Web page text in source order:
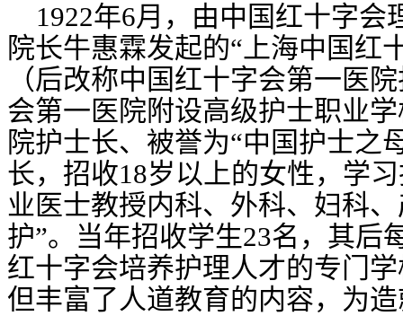
1922年6月，由中国红十字会
院长牛惠霖发起的“上海中国红
（后改称中国红十字会第一医
会第一医院附设高级护士职业
院护士长、被誉为“中国护士之
长，招收18岁以上的女性，学
业医士教授内科、外科、妇科
护”。 当年招收学生23名，其后
红十字会培养护理人才的专门
但丰富了人道教育的内容，为